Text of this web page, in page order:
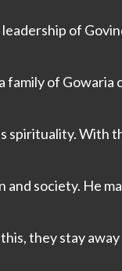
of
family of Gowaria
spirituality. With
society. He
they stay